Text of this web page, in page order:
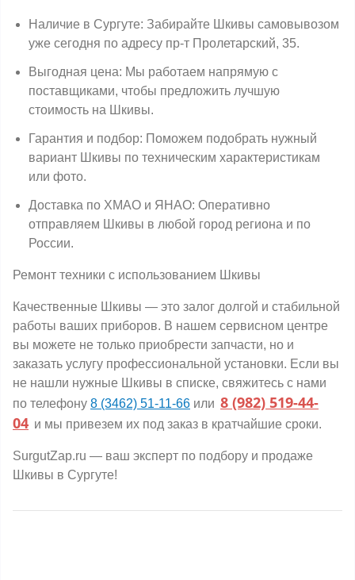
Наличие в Сургуте: Забирайте Шкивы самовывозом
уже сегодня по адресу пр-т Пролетарский, 35.
Выгодная цена: Мы работаем напрямую с
поставщиками, чтобы предложить лучшую
стоимость на Шкивы.
Гарантия и подбор: Поможем подобрать нужный
вариант Шкивы по техническим характеристикам
или фото.
Доставка по ХМАО и ЯНАО: Оперативно
отправляем Шкивы в любой город региона и по
России.
Ремонт техники с использованием Шкивы
Качественные Шкивы — это залог долгой и стабильной
работы ваших приборов. В нашем сервисном центре
вы можете не только приобрести запчасти, но и
заказать услугу профессиональной установки. Если вы
не нашли нужные Шкивы в списке, свяжитесь с нами
по телефону 8 (3462) 51-11-66 или 8 (982) 519-44-
04 и мы привезем их под заказ в кратчайшие сроки.
SurgutZap.ru — ваш эксперт по подбору и продаже
Шкивы в Сургуте!